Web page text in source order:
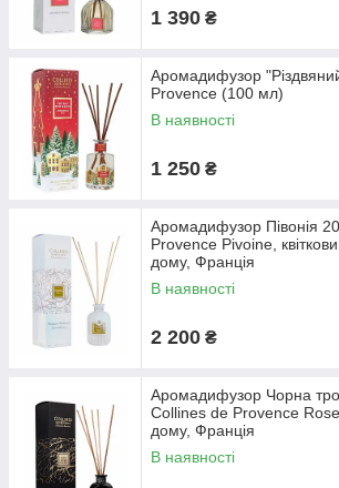
1 390 ₴
Аромадифузор
Provence (100 мл)
В наявності
1 250 ₴
Аромадифузор Півонія
Provence Pivoine,
дому, Франція
В наявності
2 200 ₴
Аромадифузор Чорна
Collines de Provence
дому, Франція
В наявності